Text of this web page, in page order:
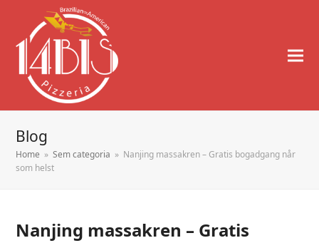
Blog
Home » Sem categoria » Nanjing massakren – Gratis bogadgang når
som helst
Nanjing massakren – Gratis